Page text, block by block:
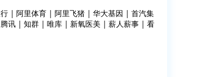
| 阿里体育 | 阿里飞猪 | 华大基因 | 首汽集
讯 | 知群 | 唯库 | 新氧医美 | 薪人薪事 | 看